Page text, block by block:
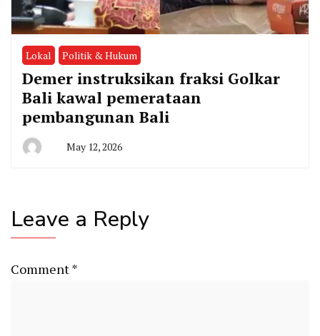
Lokal Politik & Hukum
Demer instruksikan fraksi Golkar
Bali kawal pemerataan
pembangunan Bali
May 12, 2026
Leave a Reply
Comment*